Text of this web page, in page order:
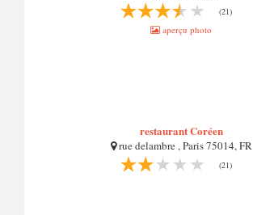
(21)
aperçu photo
restaurant Coréen
rue delambre , Paris 75014, FR
(21)